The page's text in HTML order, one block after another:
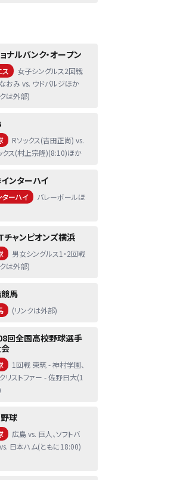
ナルバンク・オープン
ス
女子シングルス2回戦
おみ vs. ウドバルジほか
は外部)
Rソックス(吉田正尚) vs.
クス(村上宗隆)(8:10)ほか
ンターハイ
ターハイ
バレーボールほ
ャンピオンズ横浜
男女シングルス1・2回戦
は外部)
馬
(リンクは外部)
回全国高校野球選手
1回戦 東筑 - 神村学園、
リストファー - 佐野日大(1
球
広島 vs. 巨人、ソフトバ
日本ハム(ともに18:00)